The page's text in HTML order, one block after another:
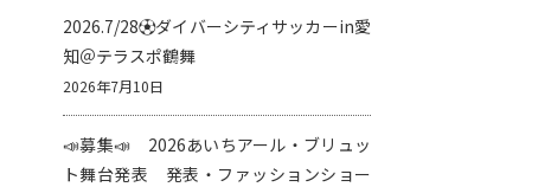
2026.7/28⚽️ダイバーシティサッカーin愛
知＠テラスポ鶴舞
2026年7月10日
📣募集📣 2026あいちアール・ブリュッ
ト舞台発表 発表・ファッションショー